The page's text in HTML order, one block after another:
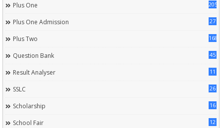
Plus One 205
Plus One Admission 27
Plus Two 168
Question Bank 45
Result Analyser 11
SSLC 26
Scholarship 16
School Fair 12